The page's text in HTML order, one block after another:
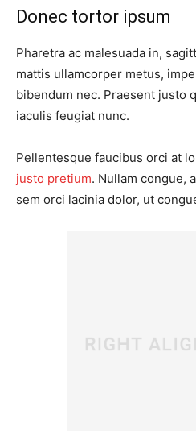
Donec tortor ipsum
Pharetra ac malesuada in,
mattis ullamcorper metus,
bibendum nec. Praesent justo
iaculis feugiat nunc.
Pellentesque faucibus orci at
justo pretium. Nullam congue,
sem orci lacinia dolor, ut